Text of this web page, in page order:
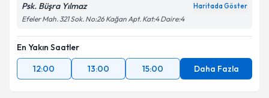
Takvim Talebini Gönder
Psk. Büşra Yılmaz Haritada Göster
Efeler Mah. 321 Sok. No:26 Kağan Apt. Kat:4 Daire:4
En Yakın Saatler
12:00
13:00 15:00 Daha Fazla